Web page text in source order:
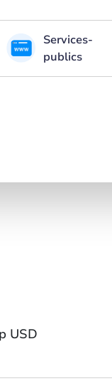
Services-
publics
USD